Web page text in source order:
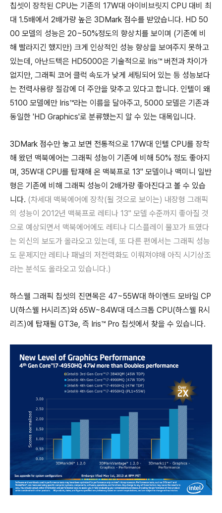
칩셋이 장착된 CPU는 기존의 17W대 아이비브릿지 CPU 대비 최
대 1.5배에서 2배가량 높은 3DMark 점수를 받았습니다. HD 50
00 모델의 성능은 20~50%정도의 향상치를 보이며 (기존에 비
해 빨라지긴 했지만) 크게 인상적인 성능 향상을 보여주지 못하고
있는데, 아난드텍은 HD5000은 기술적으로 Iris™ 버전과 차이가
없지만, 그래픽 코어 클럭 속도가 낮게 세팅되어 있는 등 성능보다
는 전력사용량 절감에 더 주안을 맞추고 있다고 합니다. 인텔이 왜
5100 모델에만 Iris™라는 이름을 달아주고, 5000 모델은 기존과
동일한 'HD Graphics'로 분류했는지 알 수 있는 대목입니다.
3DMark 점수만 놓고 보면 전통적으로 17W대 인텔 CPU를 장착
해 왔던 맥북에어는 그래픽 성능이 기존에 비해 50% 정도 좋아지
며, 35W대 CPU를 탑재해 온 맥북프로 13" 모델이나 맥미니 일반
형은 기존에 비해 그래픽 성능이 2배가량 좋아진다고 볼 수 있습
니다. (차세대 맥북에어에 장착(될 것으로 보이는) 내장형 그래픽
의 성능이 2012년 맥북프로 레티나 13" 모델 수준까지 좋아질 것
으로 예상되면서 맥북에어에도 레티나 디스플레이 물꼬가 트였다
는 외신의 보도가 올라오고 있는데, 또 다른 편에서는 그래픽 성능
도 문제지만 레티나 패널의 저전력화도 이뤄져야해 아직 시기상조
라는 분석도 올라오고 있습니다.)
하스웰 그래픽 칩셋의 진면목은 47~55W대 하이엔드 모바일 CP
U(하스웰 H시리즈)와 65W~84W대 데스크톱 CPU(하스웰 R시
리즈)에 탑재될 GT3e, 즉 Iris™ Pro 칩셋에서 찾을 수 있습니다.